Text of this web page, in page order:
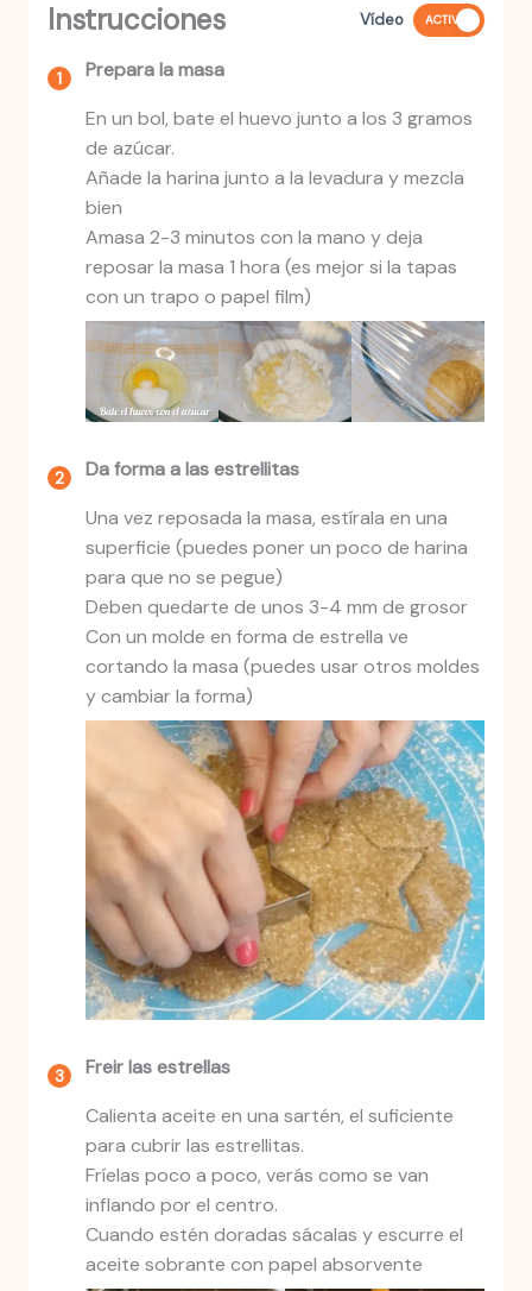
Instrucciones Vídeo ACTIVO
Prepara la masa
En un bol, bate el huevo junto a los 3 gramos
de azúcar.
Añade la harina junto a la levadura y mezcla
bien
Amasa 2-3 minutos con la mano y deja
reposar la masa 1 hora (es mejor si la tapas
con un trapo o papel film)
Da forma a las estrellitas
Una vez reposada la masa, estírala en una
superficie (puedes poner un poco de harina
para que no se pegue)
Deben quedarte de unos 3-4 mm de grosor
Con un molde en forma de estrella ve
cortando la masa (puedes usar otros moldes
y cambiar la forma)
Freir las estrellas
Calienta aceite en una sartén, el suficiente
para cubrir las estrellitas.
Fríelas poco a poco, verás como se van
inflando por el centro.
Cuando estén doradas sácalas y escurre el
aceite sobrante con papel absorvente